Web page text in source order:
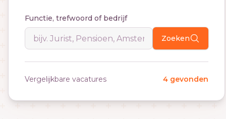
Functie, trefwoord of bedrijf
Zoeken
Vergelijkbare vacatures 4 gevonden